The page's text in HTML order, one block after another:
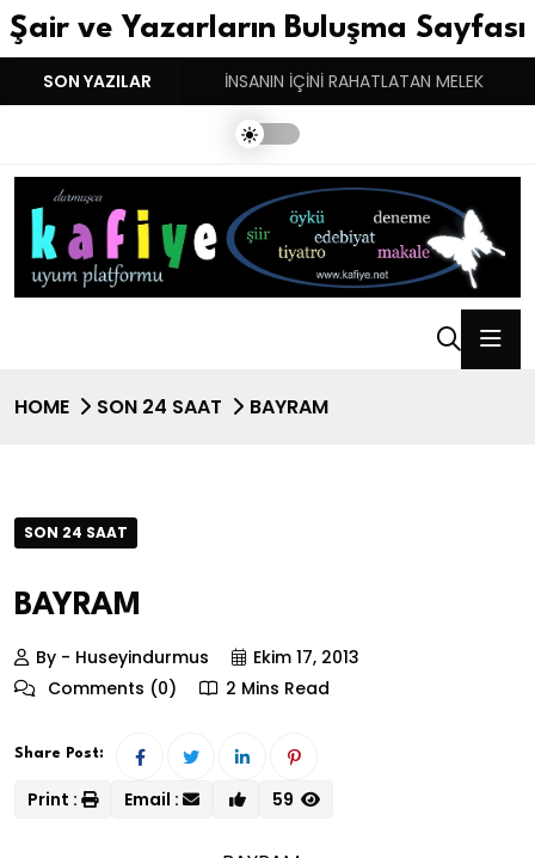
Şair ve Yazarların Buluşma Sayfası
SON YAZILAR
BASARINDIR! İNSANIN İÇİNİ RAHATLATAN MELEK
HOME SON 24 SAAT BAYRAM
SON 24 SAAT
BAYRAM
By - Huseyindurmus
Ekim 17, 2013
Comments (0)
2 Mins Read
Share Post:
Print : Email : 59